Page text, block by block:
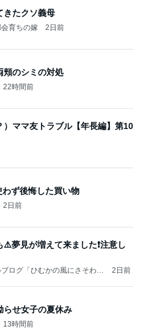
きたクソ義母
育ちの嫁 2日前
頬のシミの対処
22時間前
）ママ友トラブル【年長編】第10
ず後悔した買い物
2日前
夢見が増えて来ました❗️注意し
ログ「ひむかの風にさそわれ
2日前
らせ女子の夏休み
13時間前